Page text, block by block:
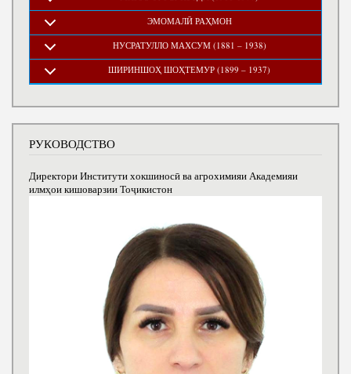
ЭМОМАЛӢ РАҲМОН
НУСРАТУЛЛО МАХСУМ (1881 – 1938)
ШИРИНШОҲ ШОҲТЕМУР (1899 – 1937)
РУКОВОДСТВО
Директори Институти хокшиносӣ ва агрохимияи Академияи
илмҳои кишоварзии Тоҷикистон